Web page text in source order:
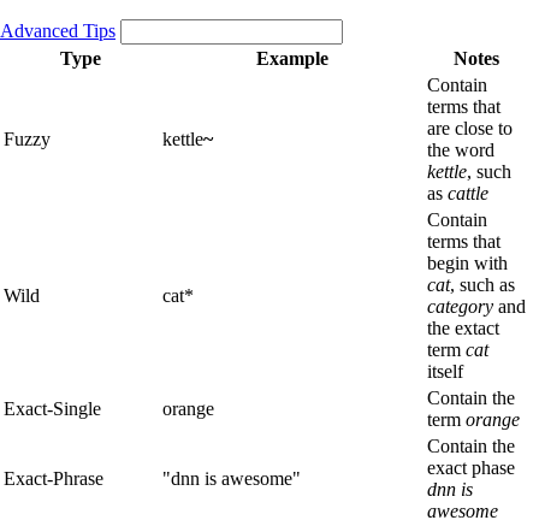
Advanced Tips
Type
Example Notes
Fuzzy kettle~
Contain
terms that
are close to
the word
kettle, such
as cattle
Wild cat*
Contain
terms that
begin with
cat, such as
category and
the extact
term cat
itself
Exact-Single
orange
Contain the
term orange
Exact-Phrase "dnn is awesome"
Contain the
exact phase
dnn is
awesome